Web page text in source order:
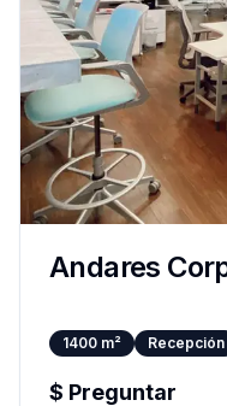
Andares
1400 m² Recepción
$ Preguntar